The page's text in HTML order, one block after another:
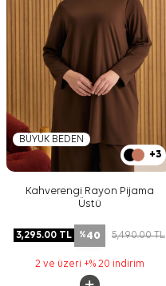
BÜYÜK BEDEN
+3
Kahverengi Rayon Pijama
Üstü
3,295.00 TL %40 5,490.00TL
2 ve üzeri +% 20 indirim